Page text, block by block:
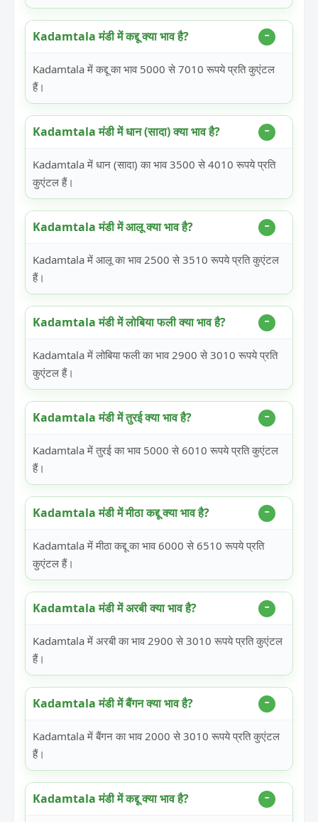
Kadamtala मंडी में कद्दू क्या भाव है?
Kadamtala में कद्दू का भाव 5000 से 7010 रूपये प्रति कुएंटल
हैं।
Kadamtala मंडी में धान (सादा) क्या भाव है?
Kadamtala में धान (सादा) का भाव 3500 से 4010 रूपये प्रति
कुएंटल हैं।
Kadamtala मंडी में आलू क्या भाव है?
Kadamtala में आलू का भाव 2500 से 3510 रूपये प्रति कुएंटल
हैं।
Kadamtala मंडी में लोबिया फली क्या भाव है?
Kadamtala में लोबिया फली का भाव 2900 से 3010 रूपये प्रति
कुएंटल हैं।
Kadamtala मंडी में तुरई क्या भाव है?
Kadamtala में तुरई का भाव 5000 से 6010 रूपये प्रति कुएंटल
हैं।
Kadamtala मंडी में मीठा कद्दू क्या भाव है?
Kadamtala में मीठा कद्दू का भाव 6000 से 6510 रूपये प्रति
कुएंटल हैं।
Kadamtala मंडी में अरबी क्या भाव है?
Kadamtala में अरबी का भाव 2900 से 3010 रूपये प्रति कुएंटल
हैं।
Kadamtala मंडी में बैंगन क्या भाव है?
Kadamtala में बैंगन का भाव 2000 से 3010 रूपये प्रति कुएंटल
हैं।
Kadamtala मंडी में कद्दू क्या भाव है?